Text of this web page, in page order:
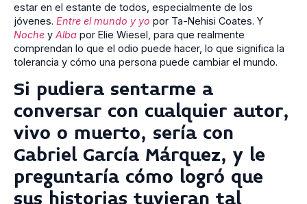
estar en el estante de todos, especialmente de los
jóvenes. Entre el mundo y yo por Ta-Nehisi Coates. Y
Noche y Alba por Elie Wiesel, para que realmente
comprendan lo que el odio puede hacer, lo que significa la
tolerancia y cómo una persona puede cambiar el mundo.
Si pudiera sentarme a
conversar con cualquier autor,
vivo o muerto, sería con
Gabriel García Márquez, y le
preguntaría cómo logró que
sus historias tuvieran tal